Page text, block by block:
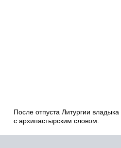
После отпуста Литургии
с архипастырским словом: